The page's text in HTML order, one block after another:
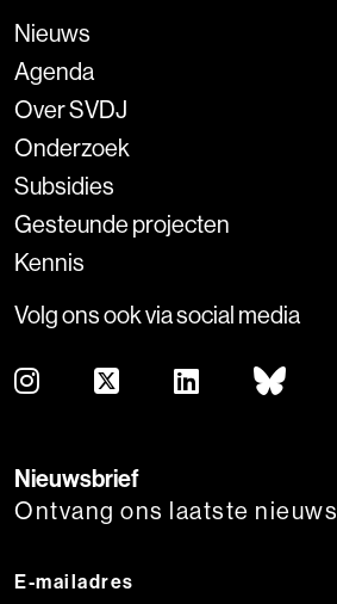
Nieuws
Agenda
Over SVDJ
Onderzoek
Subsidies
Gesteunde projecten
Kennis
Volg ons ook via social media
Nieuwsbrief
Ontvang ons laatste nieuws
E-mailadres